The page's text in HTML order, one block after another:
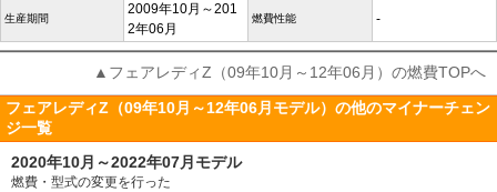
生産期間
2009年10月～201
2年06月
燃費性能 -
▲フェアレディZ（09年10月～12年06月）の燃費TOPへ
フェアレディZ（09年10月～12年06月モデル）の他のマイナーチェン
ジ一覧
2020年10月～2022年07月モデル
燃費・型式の変更を行った